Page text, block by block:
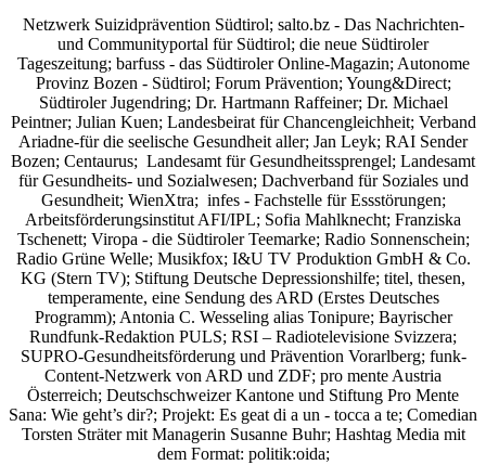
Netzwerk Suizidprävention Südtirol; salto.bz - Das Nachrichten-
und Communityportal für Südtirol; die neue Südtiroler
Tageszeitung; barfuss - das Südtiroler Online-Magazin; Autonome
Provinz Bozen - Südtirol; Forum Prävention; Young&Direct;
Südtiroler Jugendring; Dr. Hartmann Raffeiner; Dr. Michael
Peintner; Julian Kuen; Landesbeirat für Chancengleichheit; Verband
Ariadne-für die seelische Gesundheit aller; Jan Leyk; RAI Sender
Bozen; Centaurus; Landesamt für Gesundheitssprengel; Landesamt
für Gesundheits- und Sozialwesen; Dachverband für Soziales und
Gesundheit; WienXtra; infes - Fachstelle für Essstörungen;
Arbeitsförderungsinstitut AFI/IPL; Sofia Mahlknecht; Franziska
Tschenett; Viropa - die Südtiroler Teemarke; Radio Sonnenschein;
Radio Grüne Welle; Musikfox; I&U TV Produktion GmbH & Co.
KG (Stern TV); Stiftung Deutsche Depressionshilfe; titel, thesen,
temperamente, eine Sendung des ARD (Erstes Deutsches
Programm); Antonia C. Wesseling alias Tonipure; Bayrischer
Rundfunk-Redaktion PULS; RSI – Radiotelevisione Svizzera;
SUPRO-Gesundheitsförderung und Prävention Vorarlberg; funk-
Content-Netzwerk von ARD und ZDF; pro mente Austria
Österreich; Deutschschweizer Kantone und Stiftung Pro Mente
Sana: Wie geht’s dir?; Projekt: Es geat di a un - tocca a te; Comedian
Torsten Sträter mit Managerin Susanne Buhr; Hashtag Media mit
dem Format: politik:oida;